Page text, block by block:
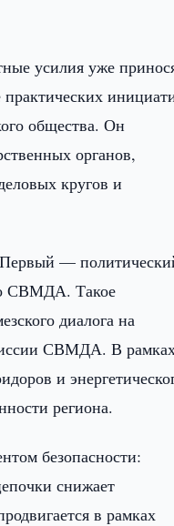
усилия уже
общества. Он
органов,
кругов и
Первый —
СВМДА. Такое
диалога на
миссии СВМДА. В
и
региона.
безопасности:
снижает
в рамках